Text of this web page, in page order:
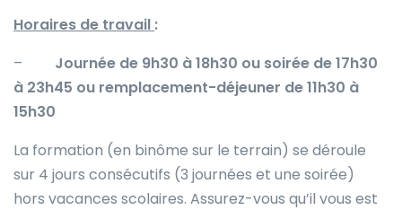
Horaires de travail :
– Journée de 9h30 à 18h30 ou soirée de 17h30
à 23h45 ou remplacement-déjeuner de 11h30 à
15h30
La formation (en binôme sur le terrain) se déroule
sur 4 jours consécutifs (3 journées et une soirée)
hors vacances scolaires. Assurez-vous qu’il vous est